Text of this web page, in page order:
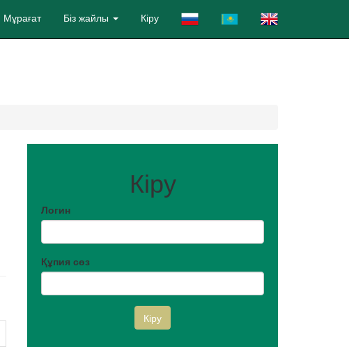
Мұрағат Біз жайлы Кіру
Кіру
Логин
Құпия сөз
Кіру